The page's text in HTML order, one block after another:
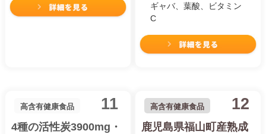
ギャバ、葉酸、ビタミン
C
高含有健康食品 11
4種の活性炭3900mg・
高含有健康食品 12
鹿児島県福山町産熟成